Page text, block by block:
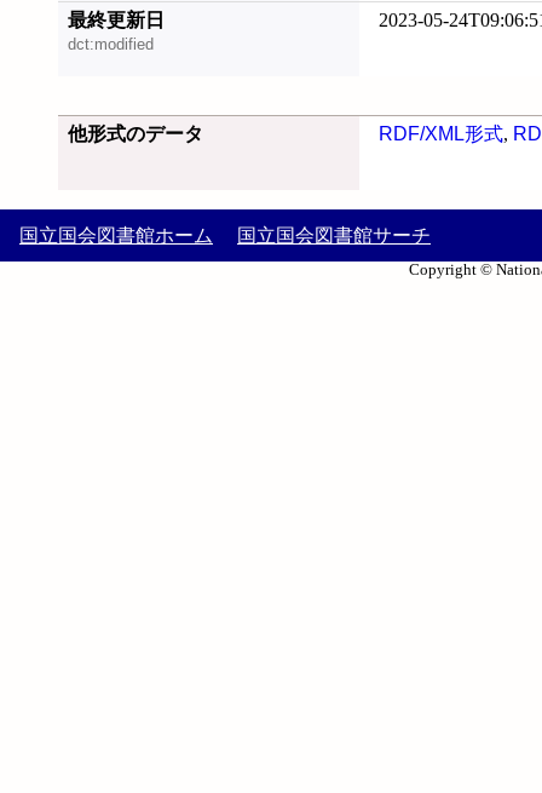
最終更新日
dct:modified
2023-05-
他形式のデータ RDF/XML形式,
国立国会図書館ホーム 国立国会図書館サーチ
Copyright ©